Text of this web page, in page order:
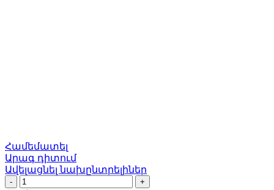
Համեմատել
Արագ դիտում
Ավելացնել նախընտրելիներ
Փական